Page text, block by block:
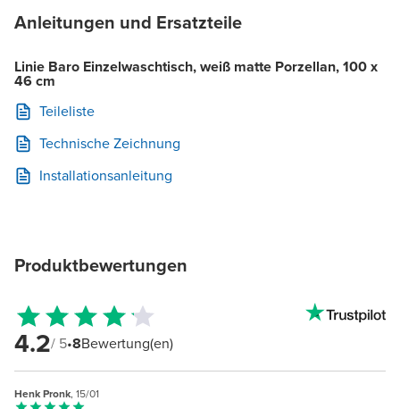
Anleitungen und Ersatzteile
Linie Baro Einzelwaschtisch, weiß matte Porzellan, 100 x
46 cm
Teileliste
Technische Zeichnung
Installationsanleitung
Produktbewertungen
4.2/ 5•8Bewertung(en)
Henk Pronk, 15/01